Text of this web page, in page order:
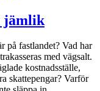
jämlik
på fastlandet? Vad har
med vägsalt.
kostnadsställe,
skattepengar? Varför